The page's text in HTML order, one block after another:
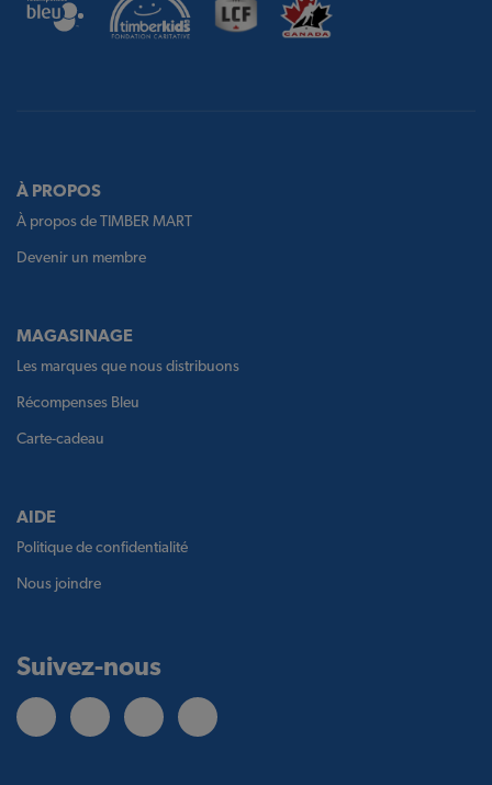
À PROPOS
À propos de TIMBER MART
Devenir un membre
MAGASINAGE
Les marques que nous distribuons
Récompenses Bleu
Carte-cadeau
AIDE
Politique de confidentialité
Nous joindre
Suivez-nous